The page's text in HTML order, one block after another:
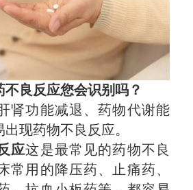
不良反应您会识别吗？
肾功能减退、药物代谢能
现药物不良反应。
应这是最常见的药物不良
常用的降压药、止痛药、